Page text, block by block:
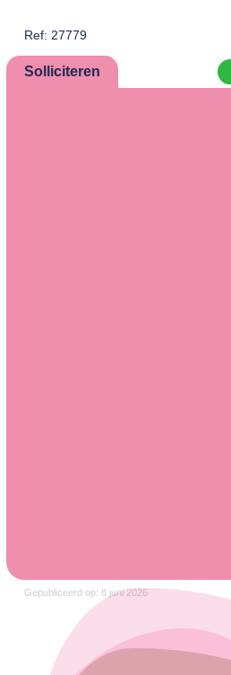
Ref: 27779
Solliciteren
Gepubliceerd op: 8 juni 2026